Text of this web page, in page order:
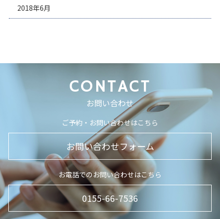
2018年6月
CONTACT
お問い合わせ
ご予約・お問い合わせはこちら
お問い合わせフォーム
お電話でのお問い合わせはこちら
0155-66-7536